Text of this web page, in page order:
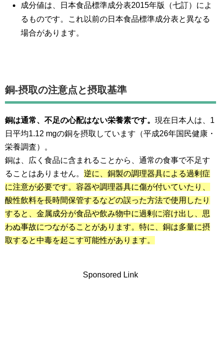
成分値は、日本食品標準成分表2015年版（七訂）によ
るものです。これ以前の日本食品標準成分表と異なる
場合があります。
銅-摂取の注意点と摂取基準
銅は通常、不足の心配はない栄養素です。 現在日本人は、1
日平均1.12 mgの銅を摂取しています（平成26年国民健康・
栄養調査）。
銅は、広く食品に含まれることから、通常の食事で不足す
ることはありません。 逆に、銅製の調理器具による過剰症
に注意が必要です。容器や調理器具に傷が付いていたり、
酸性飲料を長時間保管するなどの誤った方法で使用したり
すると、金属成分が食品や飲み物中に過剰に溶け出し、思
わぬ事故につながることがあります。特に、銅は多量に摂
取すると中毒を起こす可能性があります。
Sponsored Link